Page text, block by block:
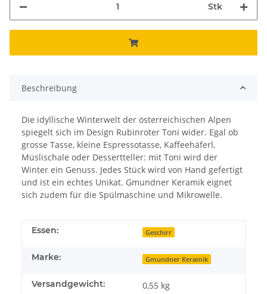
Stk
Beschreibung
Die idyllische Winterwelt der österreichischen Alpen
spiegelt sich im Design Rubinroter Toni wider. Egal ob
grosse Tasse, kleine Espressotasse, Kaffeehäferl,
Müslischale oder Dessertteller: mit Toni wird der
Winter ein Genuss. Jedes Stück wird von Hand gefertigt
und ist ein echtes Unikat. Gmundner Keramik eignet
sich zudem für die Spülmaschine und Mikrowelle.
Essen: Geschirr
Marke: Gmundner Keramik
Versandgewicht: 0,55 kg